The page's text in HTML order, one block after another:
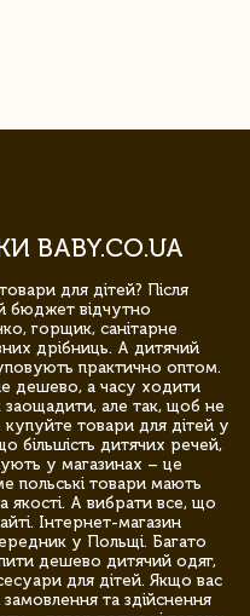
BABY.CO.UA
для дітей? Після
бюджет відчутно
горщик, санітарне
дрібниць. А дитячий
практично оптом.
дешево, а часу ходити
заощадити, але так, щоб не
товари для дітей у
більшість дитячих речей,
у магазинах – це
польські товари мають
якості. А вибрати все, що
Інтернет-магазин
у Польщі. Багато
дешево дитячий одяг,
для дітей. Якщо вас
та здійснення